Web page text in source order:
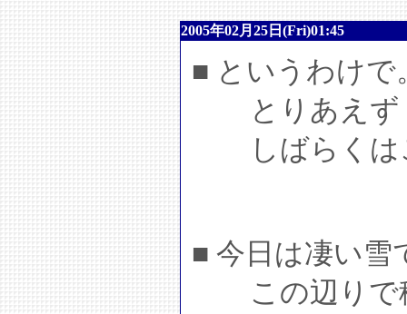
2005年02月25日(Fri)01:45
■ というわけで
とりあえず
しばらくは
■ 今日は凄い雪
この辺りで